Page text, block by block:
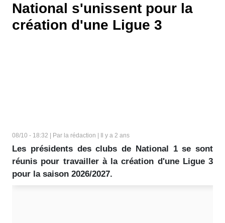
National s'unissent pour la
création d'une Ligue 3
08/10 - 18:32 | Par la rédaction | Il y a 2 ans
Les présidents des clubs de National 1 se sont
réunis pour travailler à la création d'une Ligue 3
pour la saison 2026/2027.